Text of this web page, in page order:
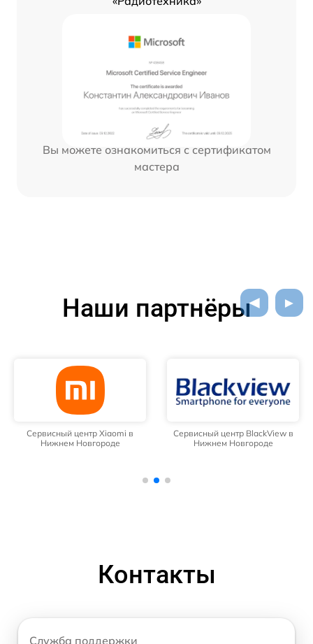
Вы можете ознакомиться с сертификатом
мастера
Наши партнёры
Сервисный центр Xiaomi в
Нижнем Новгороде
Сервисный центр BlackView в
Нижнем Новгороде
Контакты
Служба поддержки